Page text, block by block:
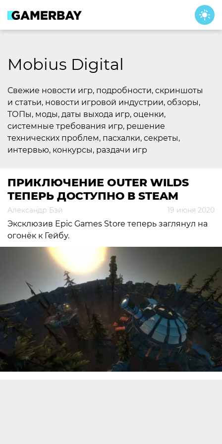
content
Mobius Digital
Свежие новости игр, подробности, скриншоты
и статьи, новости игровой индустрии, обзоры,
ТОПы, моды, даты выхода игр, оценки,
системные требования игр, решение
технических проблем, пасхалки, секреты,
интервью, конкурсы, раздачи игр
ПРИКЛЮЧЕНИЕ OUTER WILDS
ТЕПЕРЬ ДОСТУПНО В STEAM
Александр Бэй 19 июня 2020
Эксклюзив Epic Games Store теперь заглянул на
огонёк к Гейбу.